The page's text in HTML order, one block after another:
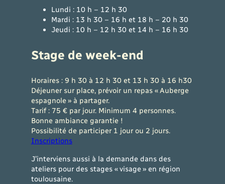
Lundi : 10 h – 12 h 30
Mardi : 13 h 30 – 16 h et 18 h – 20 h 30
Jeudi : 10 h – 12 h 30 et 14 h – 16 h 30
Stage de week-end
Horaires : 9 h 30 à 12 h 30 et 13 h 30 à 16 h30
Déjeuner sur place, prévoir un repas « Auberge
espagnole » à partager.
Tarif : 75 € par jour. Minimum 4 personnes.
Bonne ambiance garantie !
Possibilité de participer 1 jour ou 2 jours.
Inscriptions
J’interviens aussi à la demande dans des
ateliers pour des stages « visage » en région
toulousaine.